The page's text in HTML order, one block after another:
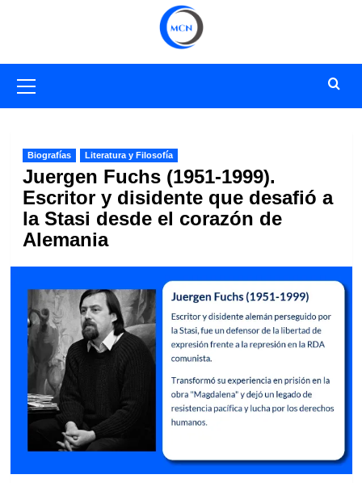
primario
Biografías Literatura y Filosofía
Juergen Fuchs (1951-1999).
Escritor y disidente que desafió a
la Stasi desde el corazón de
Alemania